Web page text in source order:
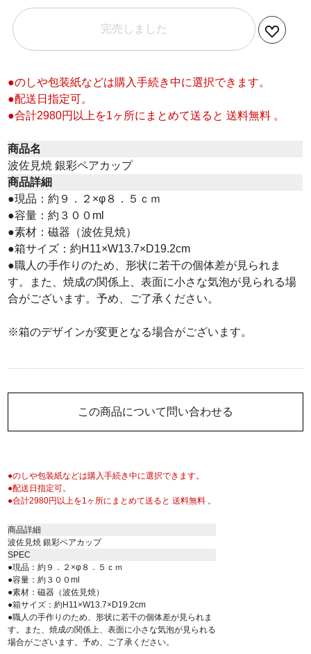
完売しました
この商品について問い合わせる
●のしや包装紙などは購入手続き中に選択できます。
●配送日指定可。
●合計2980円以上を1ヶ所にまとめて送ると 送料無料 。
商品詳細
波佐見焼 銀彩ペアカップ
SPEC
●現品：約９．２×φ８．５ｃｍ
●容量：約３００ml
●素材：磁器（波佐見焼）
●箱サイズ：約H11×W13.7×D19.2cm
●職人の手作りのため、形状に若干の個体差が見られま
す。また、焼成の関係上、表面に小さな気泡が見られる
場合がございます。予め、ご了承ください。
●のしや包装紙などは購入手続き中に選択できます。
●配送日指定可。
●合計2980円以上を1ヶ所にまとめて送ると 送料無料 。
商品名
波佐見焼 銀彩ペアカップ
商品詳細
●現品：約９．２×φ８．５ｃｍ
●容量：約３００ml
●素材：磁器（波佐見焼）
●箱サイズ：約H11×W13.7×D19.2cm
●職人の手作りのため、形状に若干の個体差が見られま
す。また、焼成の関係上、表面に小さな気泡が見られる場
合がございます。予め、ご了承ください。
※箱のデザインが変更となる場合がございます。